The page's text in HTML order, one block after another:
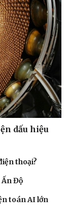
dấu hiệu
thoại?
Độ
toán AI lớn